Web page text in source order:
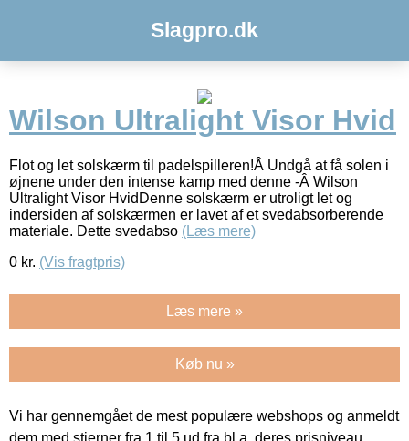
Slagpro.dk
Wilson Ultralight Visor Hvid
Flot og let solskærm til padelspilleren!Â Undgå at få solen i
øjnene under den intense kamp med denne -Â Wilson
Ultralight Visor HvidDenne solskærm er utroligt let og
indersiden af solskærmen er lavet af et svedabsorberende
materiale. Dette svedabso (Læs mere)
0 kr. (Vis fragtpris)
Læs mere »
Køb nu »
Vi har gennemgået de mest populære webshops og anmeldt
dem med stjerner fra 1 til 5 ud fra bl.a. deres prisniveau,